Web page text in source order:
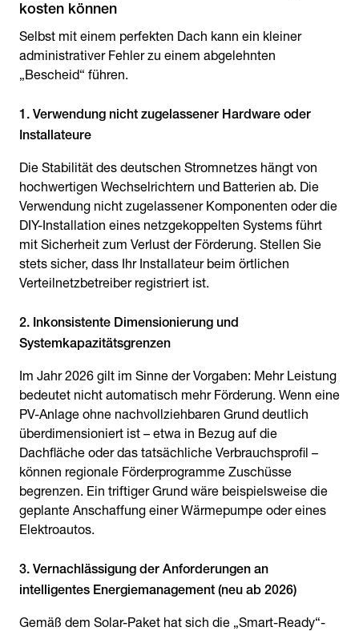
kosten können
Selbst mit einem perfekten Dach kann ein kleiner
administrativer Fehler zu einem abgelehnten
„Bescheid“ führen.
1. Verwendung nicht zugelassener Hardware oder
Installateure
Die Stabilität des deutschen Stromnetzes hängt von
hochwertigen Wechselrichtern und Batterien ab. Die
Verwendung nicht zugelassener Komponenten oder die
DIY-Installation eines netzgekoppelten Systems führt
mit Sicherheit zum Verlust der Förderung. Stellen Sie
stets sicher, dass Ihr Installateur beim örtlichen
Verteilnetzbetreiber registriert ist.
2. Inkonsistente Dimensionierung und
Systemkapazitätsgrenzen
Im Jahr 2026 gilt im Sinne der Vorgaben: Mehr Leistung
bedeutet nicht automatisch mehr Förderung. Wenn eine
PV-Anlage ohne nachvollziehbaren Grund deutlich
überdimensioniert ist – etwa in Bezug auf die
Dachfläche oder das tatsächliche Verbrauchsprofil –
können regionale Förderprogramme Zuschüsse
begrenzen. Ein triftiger Grund wäre beispielsweise die
geplante Anschaffung einer Wärmepumpe oder eines
Elektroautos.
3. Vernachlässigung der Anforderungen an
intelligentes Energiemanagement (neu ab 2026)
Gemäß dem Solar-Paket hat sich die „Smart-Ready“-